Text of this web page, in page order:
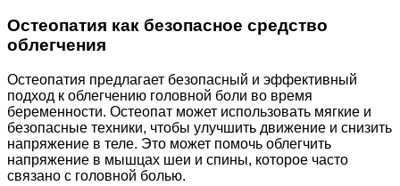
Остеопатия как безопасное средство
облегчения
Остеопатия предлагает безопасный и эффективный
подход к облегчению головной боли во время
беременности. Остеопат может использовать мягкие и
безопасные техники, чтобы улучшить движение и снизить
напряжение в теле. Это может помочь облегчить
напряжение в мышцах шеи и спины, которое часто
связано с головной болью.